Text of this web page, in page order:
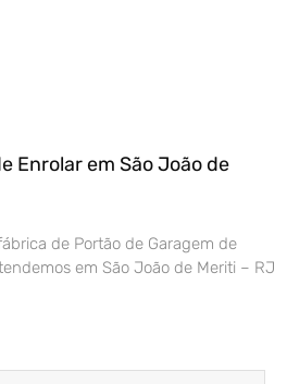
Enrolar em São João de
de Portão de Garagem de
em São João de Meriti – RJ